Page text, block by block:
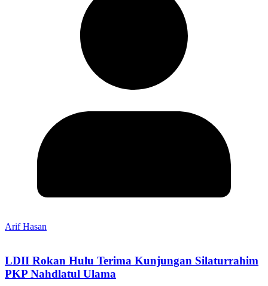
Arif Hasan
LDII Rokan Hulu Terima Kunjungan Silaturrahim
PKP Nahdlatul Ulama